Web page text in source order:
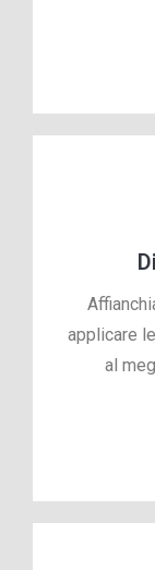
applicare
al